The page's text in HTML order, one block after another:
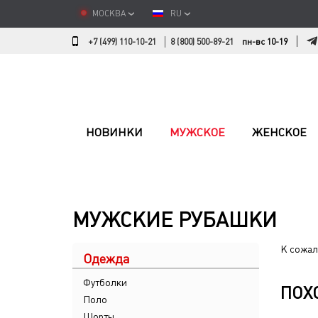
МОСКВА RU
+7 (499) 110-10-21 8 (800) 500-89-21 пн-вс 10-19
НОВИНКИ МУЖСКОЕ ЖЕНСКОЕ
МУЖСКИЕ РУБАШКИ
Одежда
Футболки
Поло
К